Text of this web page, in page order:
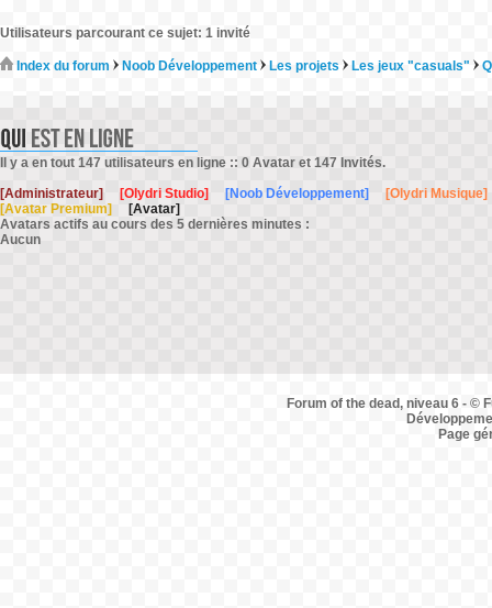
Utilisateurs parcourant ce sujet: 1 invité
Index du forum Noob Développement Les projets Les jeux "casuals"
Il y a en tout 147 utilisateurs en ligne :: 0 Avatar et 147 Invités.
[Administrateur]
[Olydri Studio] [Noob Développement]
[Olydri Musique]
[Avatar Premium]
[Avatar]
Avatars actifs au cours des 5 dernières minutes :
Aucun
Forum of the dead, niveau 6 - ©
Page